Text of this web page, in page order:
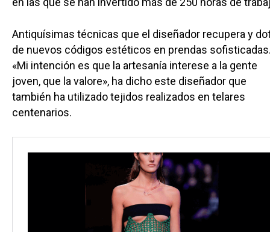
Antiquísimas técnicas que el diseñador recupera y
de nuevos códigos estéticos en prendas
«Mi intención es que la artesanía interese a la gente
joven, que la valore», ha dicho este diseñador que
también ha utilizado tejidos realizados en telares
centenarios.